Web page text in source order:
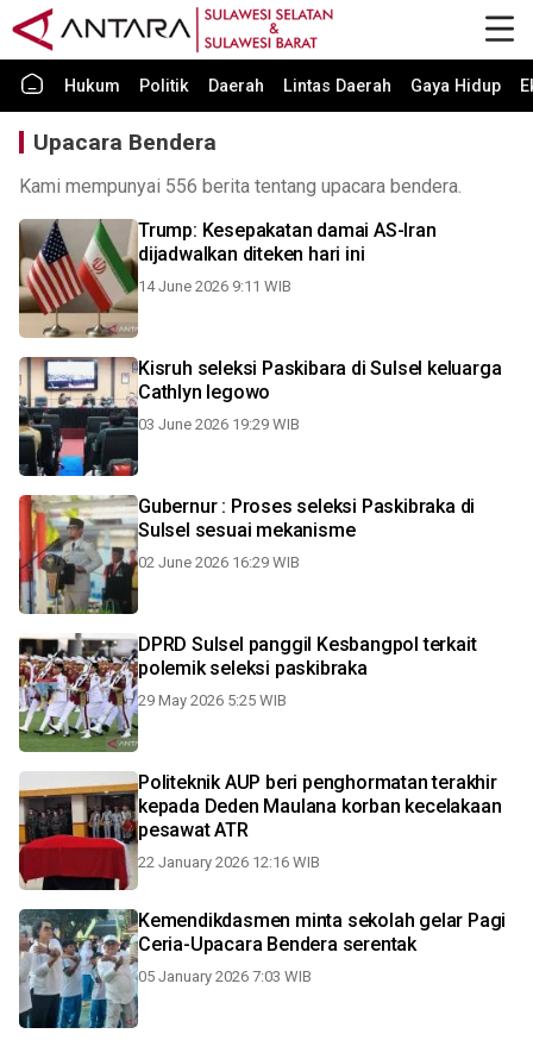
Hukum Politik Daerah Lintas Daerah Gaya Hidup
Upacara Bendera
Kami mempunyai 556 berita tentang upacara bendera.
Trump: Kesepakatan damai AS-Iran
dijadwalkan diteken hari ini
14 June 2026 9:11 WIB
Kisruh seleksi Paskibara di Sulsel keluarga
Cathlyn legowo
03 June 2026 19:29 WIB
Gubernur : Proses seleksi Paskibraka di
Sulsel sesuai mekanisme
02 June 2026 16:29 WIB
DPRD Sulsel panggil Kesbangpol terkait
polemik seleksi paskibraka
29 May 2026 5:25 WIB
Politeknik AUP beri penghormatan terakhir
kepada Deden Maulana korban kecelakaan
pesawat ATR
22 January 2026 12:16 WIB
Kemendikdasmen minta sekolah gelar Pagi
Ceria-Upacara Bendera serentak
05 January 2026 7:03 WIB